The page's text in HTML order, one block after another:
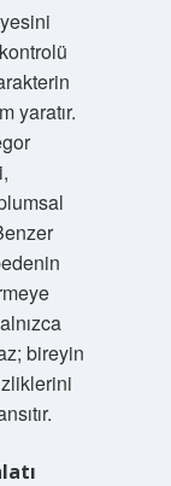
yaratır.
bireyin